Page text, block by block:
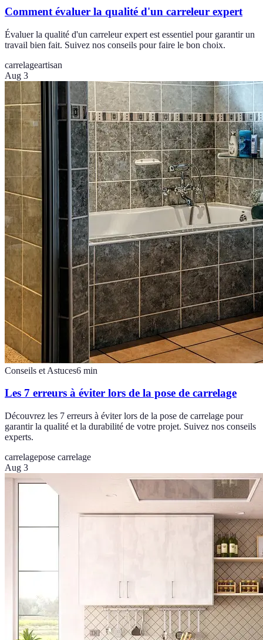
Comment évaluer la qualité d'un carreleur expert
Évaluer la qualité d'un carreleur expert est essentiel pour garantir un
travail bien fait. Suivez nos conseils pour faire le bon choix.
carrelageartisan
Aug 3
Conseils et Astuces6 min
Les 7 erreurs à éviter lors de la pose de carrelage
Découvrez les 7 erreurs à éviter lors de la pose de carrelage pour
garantir la qualité et la durabilité de votre projet. Suivez nos conseils
experts.
carrelagepose carrelage
Aug 3